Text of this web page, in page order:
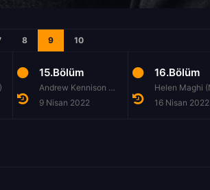
8 9 10
15.Bölüm
Andrew Kennison (No. 185)
9 Nisan 2022
16.Bölüm
16 Nisan 2022